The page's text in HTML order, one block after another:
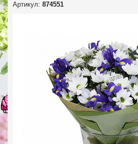
Артикул: 874551